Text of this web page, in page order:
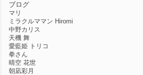
ブログ
マリ
ミラクルママン Hiromi
中野カリス
天機 舞
愛藍姫 トリコ
拳さん
晴空 花世
朝凪彩月